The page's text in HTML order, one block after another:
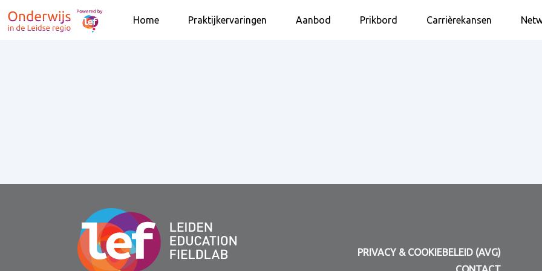
Home Praktijkervaringen Aanbod Prikbord Carrièrekansen
PRIVACY & COOKIEBELEID (AVG)